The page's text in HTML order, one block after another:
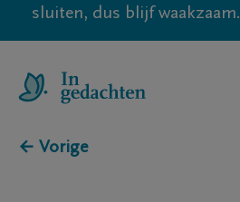
sluiten, dus blijf waakzaam.
← Vorige